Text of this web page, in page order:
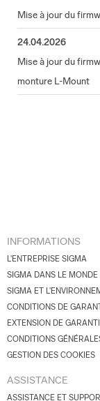
Mise à jour du
24.04.2026
Mise à jour du
monture L-Mount
INFORMATIONS
L'ENTREPRISE SIGMA
SIGMA DANS LE MONDE
SIGMA ET
CONDITIONS DE
EXTENSION DE
CONDITIONS
GESTION DES COOKIES
ASSISTANCE
ASSISTANCE ET